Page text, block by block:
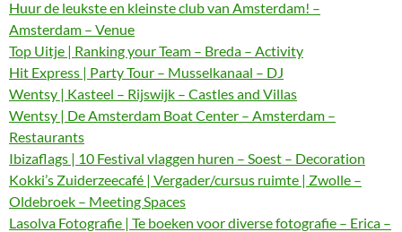
Huur de leukste en kleinste club van Amsterdam! –
Amsterdam – Venue
Top Uitje | Ranking your Team – Breda – Activity
Hit Express | Party Tour – Musselkanaal – DJ
Wentsy | Kasteel – Rijswijk – Castles and Villas
Wentsy | De Amsterdam Boat Center – Amsterdam –
Restaurants
Ibizaflags | 10 Festival vlaggen huren – Soest – Decoration
Kokki’s Zuiderzeecafé | Vergader/cursus ruimte | Zwolle –
Oldebroek – Meeting Spaces
Lasolva Fotografie | Te boeken voor diverse fotografie – Erica –